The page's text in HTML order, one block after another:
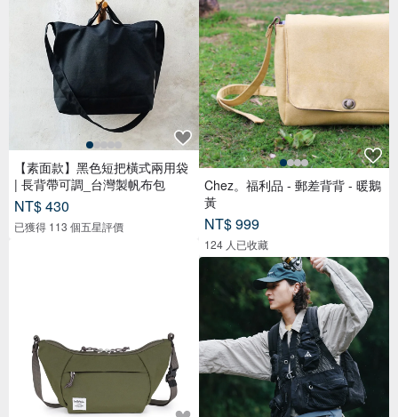
【素面款】黑色短把橫式兩用袋
| 長背帶可調_台灣製帆布包
NT$ 430
已獲得 113 個五星評價
Chez。福利品 - 郵差背背 - 暖鵝
黃
NT$ 999
124 人已收藏